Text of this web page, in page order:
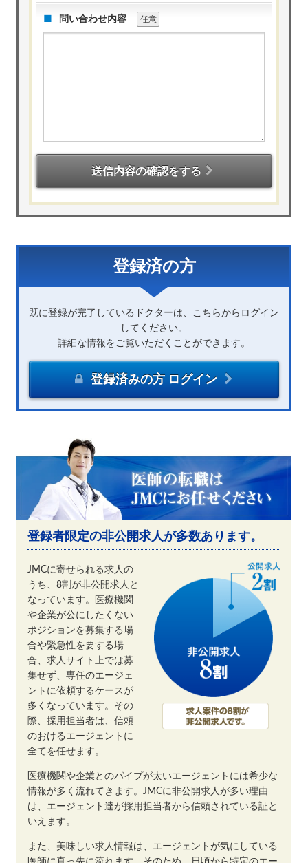
問い合わせ内容 任意
送信内容の確認をする
登録済の方
既に登録が完了しているドクターは、こちらからログイン
してください。
詳細な情報をご覧いただくことができます。
登録済みの方 ログイン
登録者限定の非公開求人が多数あります。
JMCに寄せられる求人の
うち、8割が非公開求人と
なっています。医療機関
や企業が公にしたくない
ポジションを募集する場
合や緊急性を要する場
合、求人サイト上では募
集せず、専任のエージェ
ントに依頼するケースが
多くなっています。その
際、採用担当者は、信頼
のおけるエージェントに
全てを任せます。
医療機関や企業とのパイプが太いエージェントには希少な
情報が多く流れてきます。JMCに非公開求人が多い理由
は、エージェント達が採用担当者から信頼されている証と
いえます。
また、美味しい求人情報は、エージェントが気にしている